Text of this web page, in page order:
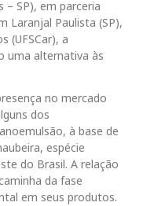
– SP), em parceria
Laranjal Paulista (SP),
(UFSCar), a
uma alternativa às
no mercado
dos
à base de
espécie
do Brasil. A relação
da fase
em seus produtos.